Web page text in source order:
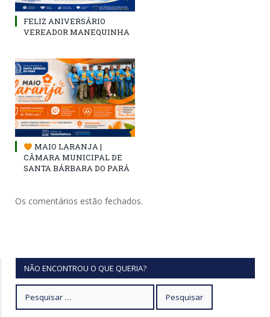
FELIZ ANIVERSÁRIO
VEREADOR MANEQUINHA
MAIO LARANJA |
CÂMARA MUNICIPAL DE
SANTA BÁRBARA DO PARÁ
Os comentários estão fechados.
NÃO ENCONTROU O QUE QUERIA?